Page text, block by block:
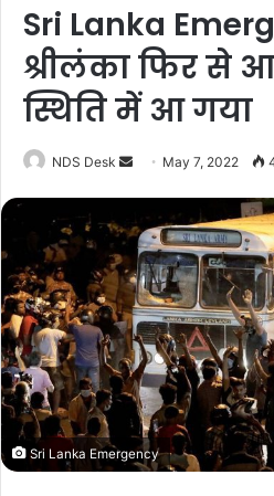
Sri Lanka
श्रीलंका फिर से
स्थिति में आ गया
NDS Desk
d
a
n
e
m
a
i
l
May 7, 2022
Sri Lanka Emergency